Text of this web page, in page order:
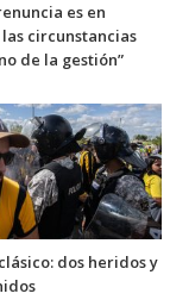
es en
circunstancias
de la gestión”
dos heridos y